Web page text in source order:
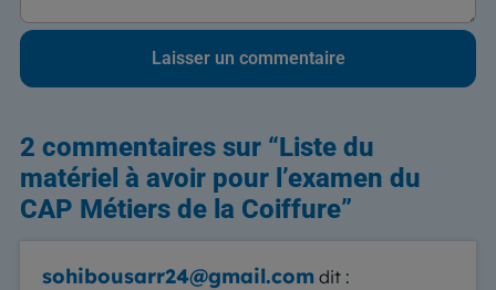
2 commentaires sur “Liste du
matériel à avoir pour l’examen du
CAP Métiers de la Coiffure”
sohibousarr24@gmail.com dit :